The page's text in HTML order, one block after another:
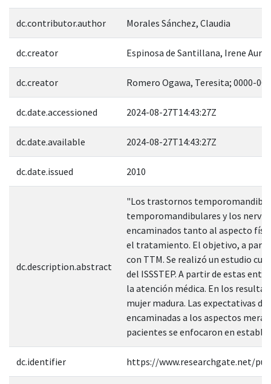
dc.contributor.author Morales Sánchez, Claudia
dc.creator Espinosa de Santillana, Irene
dc.creator Romero Ogawa, Teresita; 0000-
dc.date.accessioned 2024-08-27T14:43:27Z
dc.date.available 2024-08-27T14:43:27Z
dc.date.issued 2010
dc.description.abstract
"Los trastornos
temporomandibulares y los
encaminados tanto al aspecto
el tratamiento. El objetivo, a
con TTM. Se realizó un estudio
del ISSSTEP. A partir de estas
la atención médica. En los
mujer madura. Las expectativas
encaminadas a los aspectos
pacientes se enfocaron en
dc.identifier https://www.researchgate.net/